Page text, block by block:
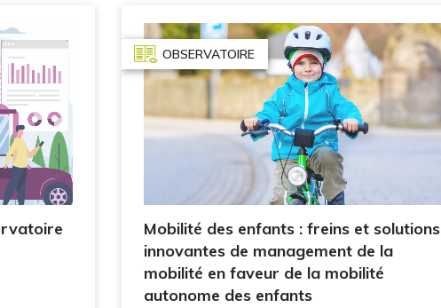
OBSERVATOIRE
Mobilité des enfants : freins et solutions
innovantes de management de la
mobilité en faveur de la mobilité
autonome des enfants